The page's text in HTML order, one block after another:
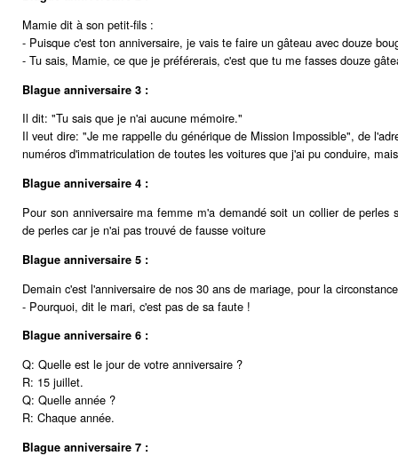
Mamie dit à son petit-fils :
- Puisque c'est ton anniversaire, je vais te faire un gâteau avec douze
- Tu sais, Mamie, ce que je préférerais, c'est que tu me fasses douze
Blague anniversaire 3 :
Il dit: "Tu sais que je n'ai aucune mémoire."
Il veut dire: "Je me rappelle du générique de Mission Impossible", de
numéros d'immatriculation de toutes les voitures que j'ai pu conduire,
Blague anniversaire 4 :
Pour son anniversaire ma femme m'a demandé soit un collier de
de perles car je n'ai pas trouvé de fausse voiture
Blague anniversaire 5 :
Demain c'est l'anniversaire de nos 30 ans de mariage, pour la
- Pourquoi, dit le mari, c'est pas de sa faute !
Blague anniversaire 6 :
Q: Quelle est le jour de votre anniversaire ?
R: 15 juillet.
Q: Quelle année ?
R: Chaque année.
Blague anniversaire 7 :